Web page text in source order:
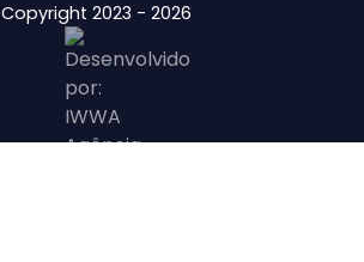
Copyright 2023 - 2026